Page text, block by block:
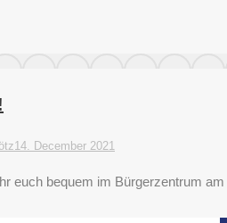
14. December 2021
euch bequem im Bürgerzentrum